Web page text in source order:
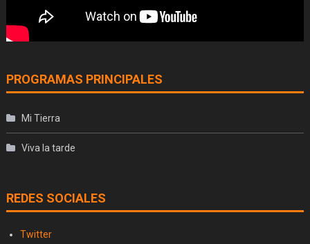
PROGRAMAS PRINCIPALES
Mi Tierra
Viva la tarde
REDES SOCIALES
Twitter